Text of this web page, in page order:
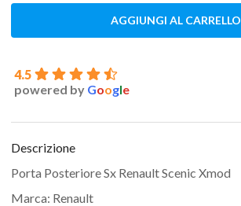
AGGIUNGI AL CARRELLO
4.5
powered by Google
Descrizione
Porta Posteriore Sx Renault Scenic Xmod
Marca: Renault